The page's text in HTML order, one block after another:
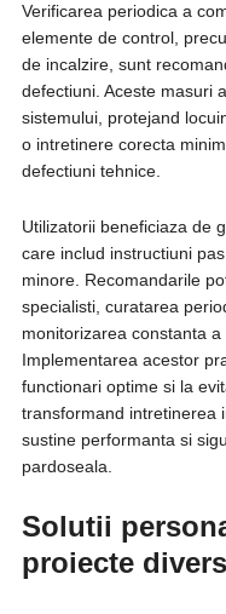
Verificarea periodica a
elemente de control,
de incalzire, sunt
defectiuni. Aceste masuri
sistemului, protejand
o intretinere corecta
defectiuni tehnice.
Utilizatorii beneficiaza de
care includ instructiuni
minore. Recomandarile
specialisti, curatarea
monitorizarea constanta
Implementarea acestor
functionari optime si la
transformand intretinerea
sustine performanta si
pardoseala.
Solutii
proiecte